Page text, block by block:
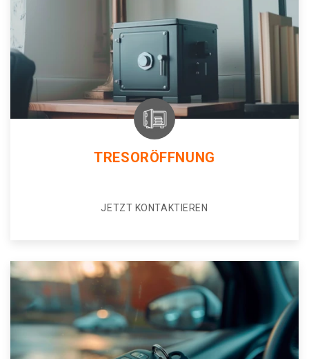
TRESORÖFFNUNG
JETZT KONTAKTIEREN